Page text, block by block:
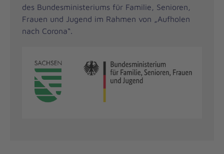
des Bundesministeriums für Familie, Senioren,
Frauen und Jugend im Rahmen von „Aufholen
nach Corona“.